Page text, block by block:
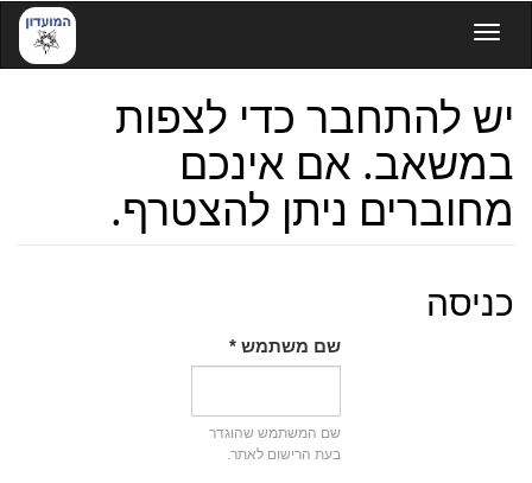
לתוכן
העיקרי
Toggle navigation
יש להתחבר כדי לצפות
במשאב. אם אינכם
מחוברים ניתן להצטרף.
כניסה
שם משתמש*
שם המשתמש שהוגדר
בעת הרישום לאתר.